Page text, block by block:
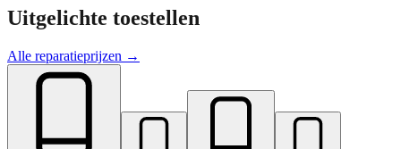
Uitgelichte toestellen
Alle reparatieprijzen →